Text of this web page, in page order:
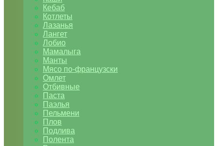
Кебаб
Котлеты
Лазанья
Лангет
Лобио
Мамалыга
Манты
Мясо по-французски
Омлет
Отбивные
Паста
Паэлья
Пельмени
Плов
Подлива
Полента